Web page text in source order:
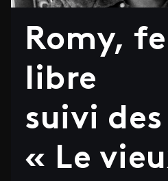
Romy,
libre
suivi
« Le